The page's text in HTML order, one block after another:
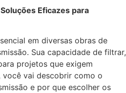
Eficazes para
em diversas obras de
Sua capacidade de filtrar,
projetos que exigem
vai descobrir como o
e por que escolher os